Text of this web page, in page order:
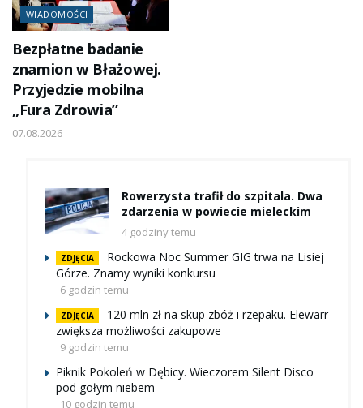
WIADOMOŚCI
Bezpłatne badanie
znamion w Błażowej.
Przyjedzie mobilna
„Fura Zdrowia”
07.08.2026
Rowerzysta trafił do szpitala. Dwa
zdarzenia w powiecie mieleckim
4 godziny temu
ZDJĘCIA
Rockowa Noc Summer GIG trwa na Lisiej
Górze. Znamy wyniki konkursu
6 godzin temu
ZDJĘCIA
120 mln zł na skup zbóż i rzepaku. Elewarr
zwiększa możliwości zakupowe
9 godzin temu
Piknik Pokoleń w Dębicy. Wieczorem Silent Disco
pod gołym niebem
10 godzin temu